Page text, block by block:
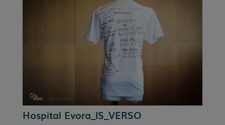
Hospital Evora_IS_VERSO